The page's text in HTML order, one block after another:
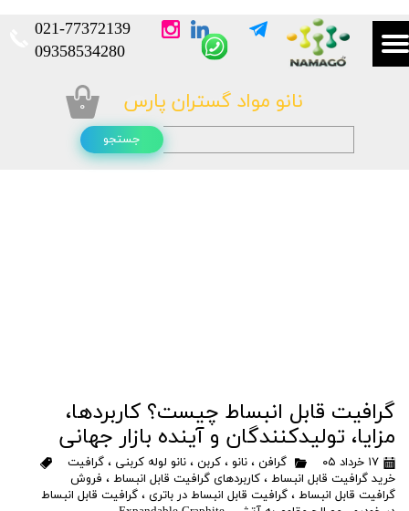
نانو مواد گستران پارس
021-77372139​​​​​​​
​​​​​​​09358534280
جستجو
۰
گرافیت قابل انبساط چیست؟ کاربردها،
مزایا، تولیدکنندگان و آینده بازار جهانی
۱۷ خرداد ۰۵ گرافن ، نانو ، کربن ، نانو لوله کربنی ، گرافیت
خرید گرافیت قابل انبساط ، کاربردهای گرافیت قابل انبساط ، فروش
گرافیت قابل انبساط ، گرافیت قابل انبساط در باتری ، گرافیت قابل انبساط